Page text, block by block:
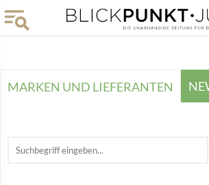
MARKEN UND LIEFERANTEN